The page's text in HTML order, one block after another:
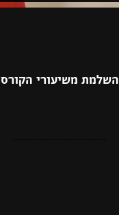
השלמת משיעורי הקורס